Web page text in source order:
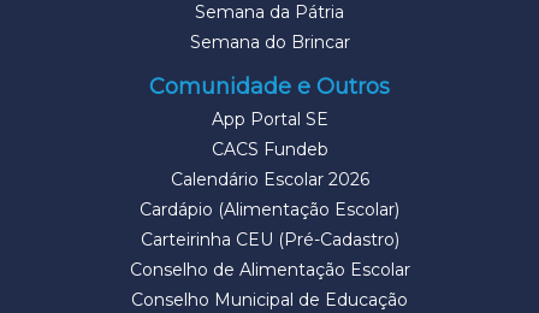
Semana da Pátria
Semana do Brincar
Comunidade e Outros
App Portal SE
CACS Fundeb
Calendário Escolar 2026
Cardápio (Alimentação Escolar)
Carteirinha CEU (Pré-Cadastro)
Conselho de Alimentação Escolar
Conselho Municipal de Educação